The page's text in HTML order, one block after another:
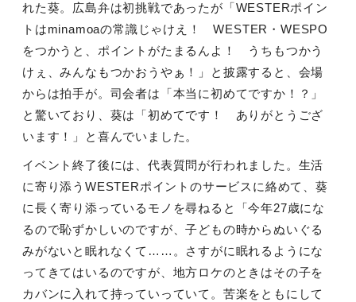
れた葵。広島弁は初挑戦であったが「WESTERポイン
トはminamoaの常識じゃけえ！ WESTER・WESPO
をつかうと、ポイントがたまるんよ！ うちもつかう
けぇ、みんなもつかおうやぁ！」と披露すると、会場
からは拍手が。司会者は「本当に初めてですか！？」
と驚いており、葵は「初めてです！ ありがとうござ
います！」と喜んでいました。
イベント終了後には、代表質問が行われました。生活
に寄り添うWESTERポイントのサービスに絡めて、葵
に長く寄り添っているモノを尋ねると「今年27歳にな
るので恥ずかしいのですが、子どもの時からぬいぐる
みがないと眠れなくて……。さすがに眠れるようにな
ってきてはいるのですが、地方ロケのときはその子を
カバンに入れて持っていっていて。苦楽をともにして